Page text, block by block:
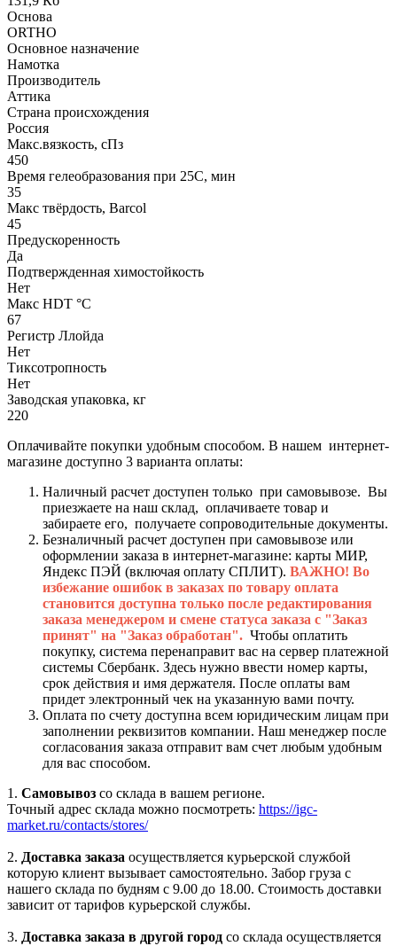
Основа
ORTHO
Основное назначение
Намотка
Производитель
Аттика
Страна происхождения
Россия
Макс.вязкoсть, сПз
450
Время гелеобразования при 25С, мин
35
Макс твёрдость, Barcol
45
Предускоренность
Да
Подтвержденная химостойкость
Нет
Макс HDT °С
67
Регистр Ллойда
Нет
Тиксотропность
Нет
Заводская упаковка, кг
220
Оплачивайте покупки удобным способом. В нашем интернет-
магазине доступно 3 варианта оплаты:
Наличный расчет доступен только при самовывозе. Вы
приезжаете на наш склад, оплачиваете товар и
забираете его, получаете сопроводительные документы.
Безналичный расчет доступен при самовывозе или
оформлении заказа в интернет-магазине: карты МИР,
Яндекс ПЭЙ (включая оплату СПЛИТ). ВАЖНО! Во
избежание ошибок в заказах по товару оплата
становится доступна только после редактирования
заказа менеджером и смене статуса заказа с "Заказ
принят" на "Заказ обработан". Чтобы оплатить
покупку, система перенаправит вас на сервер платежной
системы Сбербанк. Здесь нужно ввести номер карты,
срок действия и имя держателя. После оплаты вам
придет электронный чек на указанную вами почту.
Оплата по счету доступна всем юридическим лицам при
заполнении реквизитов компании. Наш менеджер после
согласования заказа отправит вам счет любым удобным
для вас способом.
1. Самовывоз со склада в вашем регионе.
Точный адрес склада можно посмотреть: https://igc-
market.ru/contacts/stores/
2. Доставка заказа осуществляется курьерской службой
которую клиент вызывает самостоятельно. Забор груза с
нашего склада по будням с 9.00 до 18.00. Стоимость доставки
зависит от тарифов курьерской службы.
3. Доставка заказа в другой город со склада осуществляется